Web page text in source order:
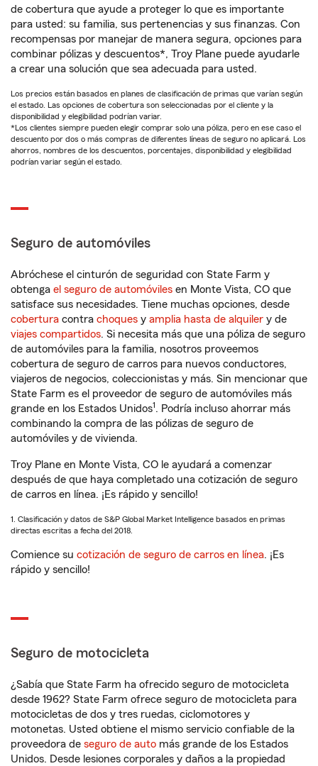
de cobertura que ayude a proteger lo que es importante
para usted: su familia, sus pertenencias y sus finanzas. Con
recompensas por manejar de manera segura, opciones para
combinar pólizas y descuentos*, Troy Plane puede ayudarle
a crear una solución que sea adecuada para usted.
Los precios están basados en planes de clasificación de primas que varían según
el estado. Las opciones de cobertura son seleccionadas por el cliente y la
disponibilidad y elegibilidad podrían variar.
*Los clientes siempre pueden elegir comprar solo una póliza, pero en ese caso el
descuento por dos o más compras de diferentes líneas de seguro no aplicará. Los
ahorros, nombres de los descuentos, porcentajes, disponibilidad y elegibilidad
podrían variar según el estado.
Seguro de automóviles
Abróchese el cinturón de seguridad con State Farm y
obtenga el seguro de automóviles en Monte Vista, CO que
satisface sus necesidades. Tiene muchas opciones, desde
cobertura contra choques y amplia hasta de alquiler y de
viajes compartidos. Si necesita más que una póliza de seguro
de automóviles para la familia, nosotros proveemos
cobertura de seguro de carros para nuevos conductores,
viajeros de negocios, coleccionistas y más. Sin mencionar que
State Farm es el proveedor de seguro de automóviles más
grande en los Estados Unidos1 . Podría incluso ahorrar más
combinando la compra de las pólizas de seguro de
automóviles y de vivienda.
Troy Plane en Monte Vista, CO le ayudará a comenzar
después de que haya completado una cotización de seguro
de carros en línea. ¡Es rápido y sencillo!
1. Clasificación y datos de S&P Global Market Intelligence basados en primas
directas escritas a fecha del 2018.
Comience su cotización de seguro de carros en línea. ¡Es
rápido y sencillo!
Seguro de motocicleta
¿Sabía que State Farm ha ofrecido seguro de motocicleta
desde 1962? State Farm ofrece seguro de motocicleta para
motocicletas de dos y tres ruedas, ciclomotores y
motonetas. Usted obtiene el mismo servicio confiable de la
proveedora de seguro de auto más grande de los Estados
Unidos. Desde lesiones corporales y daños a la propiedad